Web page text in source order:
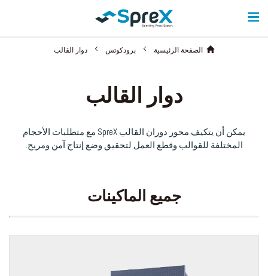
الصفحة الرئيسية برودكوتس دوار القالب
دوار القالب
يمكن أن يتكيف محور دوران القالب SpreX مع متطلبات الأحجام
المختلفة للقوالب وقطع العمل لتحقيق وضع إنتاج آمن ومريح.
جميع الماكينات